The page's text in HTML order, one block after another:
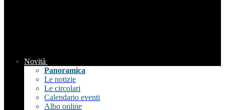
Novità
Panoramica
Le notizie
Le circolari
Calendario eventi
Albo online